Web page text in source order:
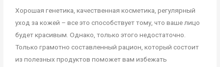
Хорошая генетика, качественная косметика, регулярный
уход за кожей – все это способствует тому, что ваше лицо
будет красивым. Однако, только этого недостаточно.
Только грамотно составленный рацион, который состоит
из полезных продуктов поможет вам избежать